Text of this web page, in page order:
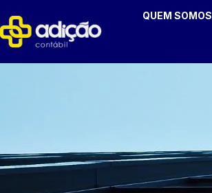
QUEM SOMOS